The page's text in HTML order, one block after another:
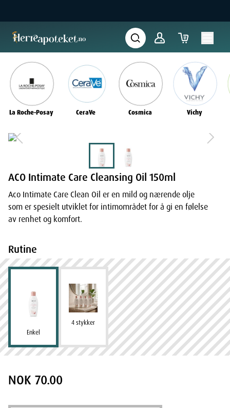
La Roche-Posay CeraVe Cosmica Vichy
ACO Intimate Care Cleansing Oil 150ml
Aco Intimate Care Clean Oil er en mild og nærende olje
som er spesielt utviklet for intimområdet for å gi en følelse
av renhet og komfort.
Rutine
Enkel
4 stykker
NOK 70.00